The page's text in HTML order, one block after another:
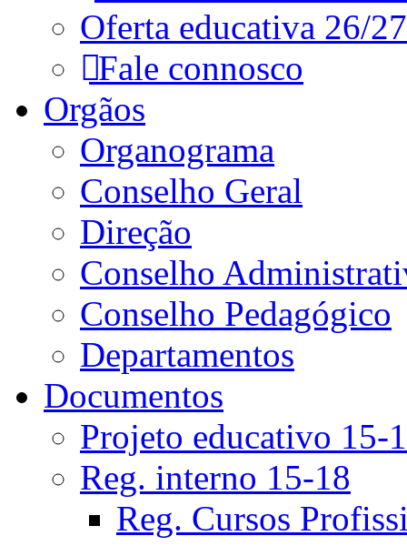
Oferta educativa 26/27
Fale connosco
Orgãos
Organograma
Conselho Geral
Direção
Conselho
Conselho Pedagógico
Departamentos
Documentos
Projeto educativo 15-
Reg. interno 15-18
Reg. Cursos